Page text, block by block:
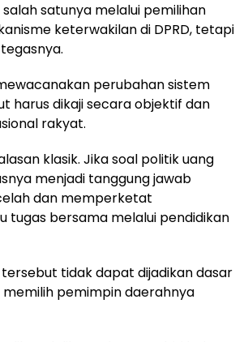
satunya melalui pemilihan
keterwakilan di DPRD, tetapi
perubahan sistem
harus dikaji secara objektif dan
rakyat.
klasik. Jika soal politik uang
menjadi tanggung jawab
dan memperketat
tugas bersama melalui pendidikan
tidak dapat dijadikan dasar
pemimpin daerahnya